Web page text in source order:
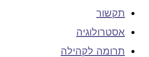
תקשור
אסטרולוגיה
תרומה לקהילה